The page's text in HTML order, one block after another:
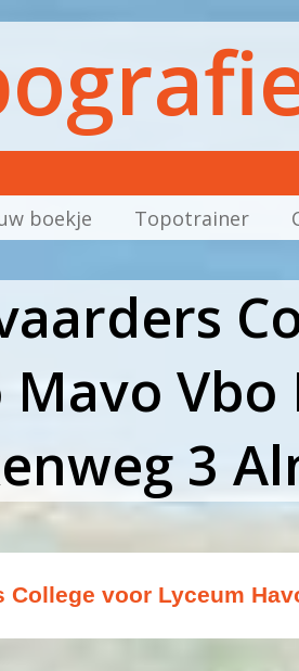
boekje Topotrainer
Mavo Vbo
3
College voor Lyceum